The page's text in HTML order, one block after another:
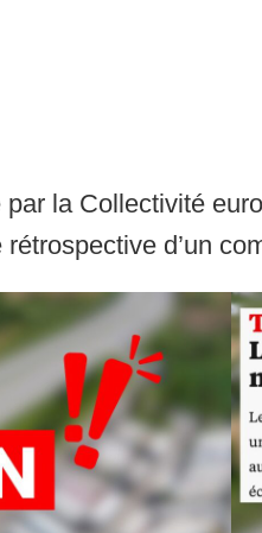
la Collectivité
d’un